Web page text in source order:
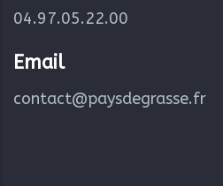
04.97.05.22.00
Email
contact@paysdegrasse.fr